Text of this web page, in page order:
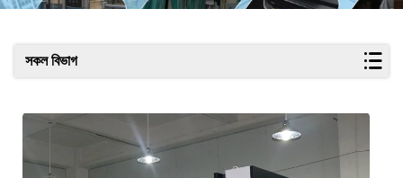
সকল বিভাগ